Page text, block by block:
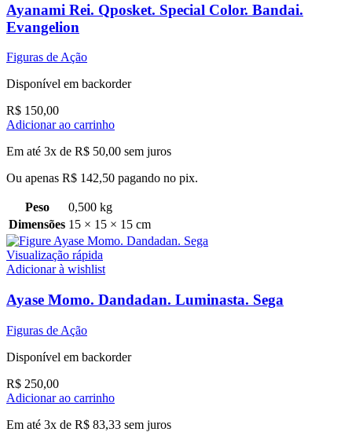
Ayanami Rei. Qposket. Special Color. Bandai.
Evangelion
Figuras de Ação
Disponível em backorder
R$ 150,00
Adicionar ao carrinho
Em até 3x de R$ 50,00 sem juros
Ou apenas R$ 142,50 pagando no pix.
Peso
0,500 kg
Dimensões 15 × 15 × 15 cm
Visualização rápida
Adicionar à wishlist
Ayase Momo. Dandadan. Luminasta. Sega
Figuras de Ação
Disponível em backorder
R$ 250,00
Adicionar ao carrinho
Em até 3x de R$ 83,33 sem juros